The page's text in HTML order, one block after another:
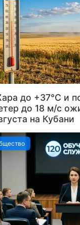
до +37°C и
до 18 м/с
на Кубани